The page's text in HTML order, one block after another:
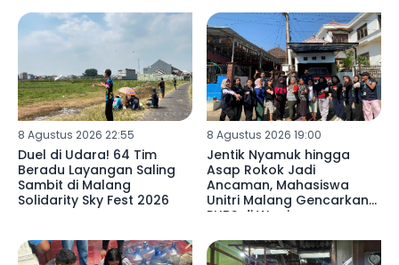
8 Agustus 2026 22:55
Duel di Udara! 64 Tim
Beradu Layangan Saling
Sambit di Malang
Solidarity Sky Fest 2026
8 Agustus 2026 19:00
Jentik Nyamuk hingga
Asap Rokok Jadi
Ancaman, Mahasiswa
Unitri Malang Gencarkan
PHBS di Wagir